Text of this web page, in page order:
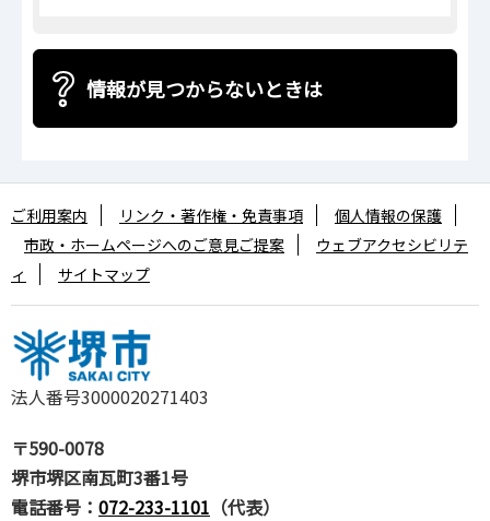
情報が見つからないときは
法人番号3000020271403
〒590-0078
堺市堺区南瓦町3番1号
電話番号： 072-233-1101 （代表）
ご利用案内 リンク・著作権・免責事項
個人情報の保護
市政・ホームページへのご意見ご提案
ウェブアクセシビリテ
ィ
サイトマップ